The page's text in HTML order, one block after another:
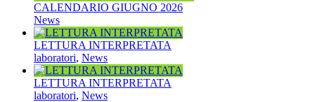
CALENDARIO GIUGNO 2026
News
LETTURA INTERPRETATA
laboratori, News
LETTURA INTERPRETATA
laboratori, News